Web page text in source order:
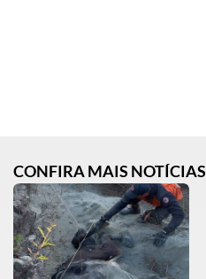
CONFIRA MAIS NOTÍCIAS